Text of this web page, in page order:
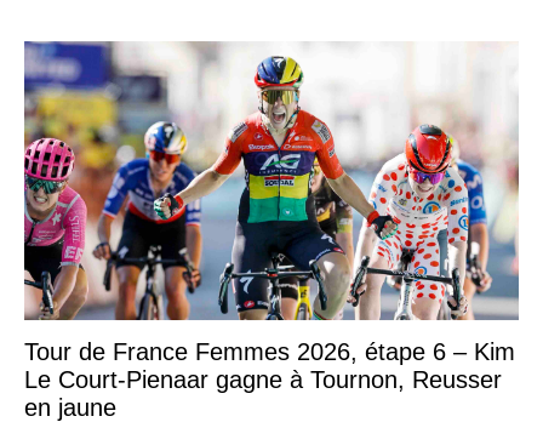
Tour de France Femmes 2026, étape 6 – Kim
Le Court-Pienaar gagne à Tournon, Reusser
en jaune